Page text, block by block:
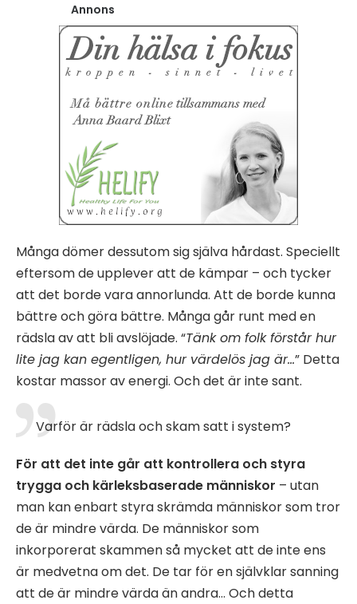
Annons
Många dömer dessutom sig själva hårdast. Speciellt
eftersom de upplever att de kämpar – och tycker
att det borde vara annorlunda. Att de borde kunna
bättre och göra bättre. Många går runt med en
rädsla av att bli avslöjade. “Tänk om folk förstår hur
lite jag kan egentligen, hur värdelös jag är…” Detta
kostar massor av energi. Och det är inte sant.
Varför är rädsla och skam satt i system?
För att det inte går att kontrollera och styra
trygga och kärleksbaserade människor – utan
man kan enbart styra skrämda människor som tror
de är mindre värda. De människor som
inkorporerat skammen så mycket att de inte ens
är medvetna om det. De tar för en självklar sanning
att de är mindre värda än andra… Och detta